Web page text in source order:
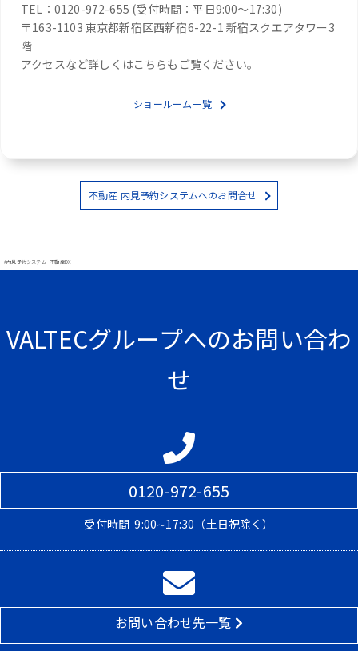
TEL：0120-972-655 (受付時間：平日9:00～17:30)
〒163-1103 東京都新宿区西新宿6-22-1 新宿スクエアタワー3
階
アクセスなど詳しくはこちらもご覧ください。
ショールーム一覧
不動産 内見予約システムへのお問合せ
#内見予約システム - 不動産DX
VALTECグループへのお問い合わ
せ
0120-972-655
受付時間 9:00∼17:30（土日祝除く）
お問い合わせ先一覧